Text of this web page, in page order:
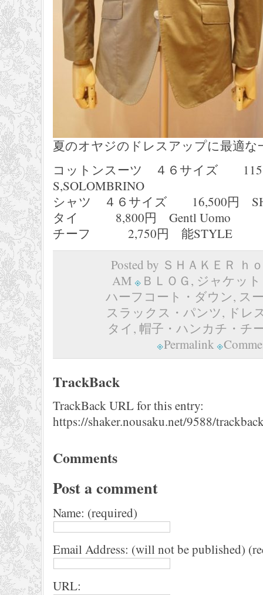
夏のオヤジのドレスアップに最適な
コットンスーツ ４６サイズ
S,SOLOMBRINO
シャツ ４６サイズ 16,500円
タイ 8,800円 Gentl Uomo
チーフ 2,750円 能STYLE
Posted by ＳＨＡＫＥＲ ｈ
AM
ＢＬＯＧ, ジャケッ
ハーフコート・ダウン, ス
スラックス・パンツ, ドレ
タイ , 帽子・ハンカチ・チ
Permalink
TrackBack
TrackBack URL for this entry:
https://shaker.nousaku.net/9588/
Comments
Post a comment
Name: (required)
Email Address: (will not be published)
URL: